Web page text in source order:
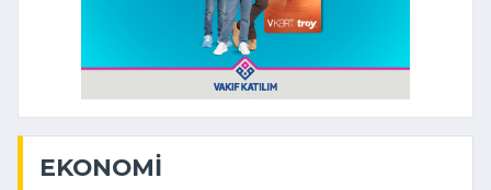
EKONOMI